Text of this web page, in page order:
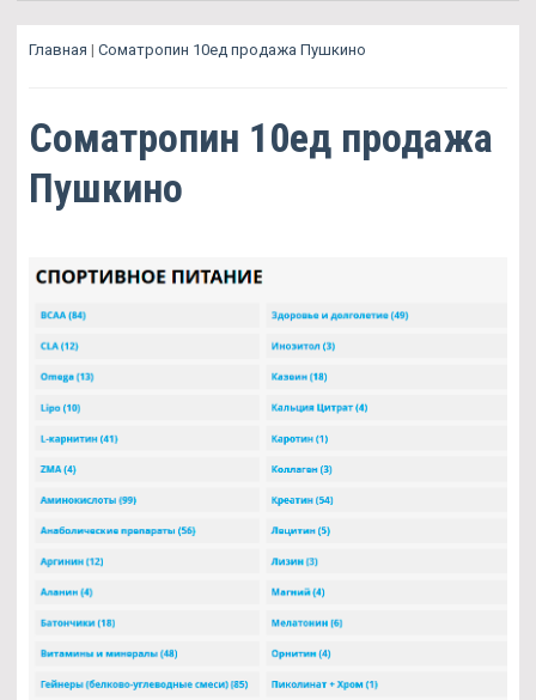
Главная | Cоматропин 10ед продажа Пушкино
Cоматропин 10ед продажа
Пушкино